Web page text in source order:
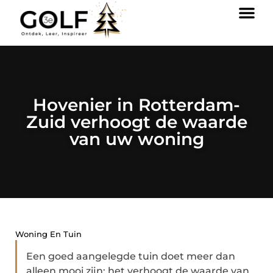
Hovenier in Rotterdam-
Zuid verhoogt de waarde
van uw woning
Woning En Tuin
Een goed aangelegde tuin doet meer dan